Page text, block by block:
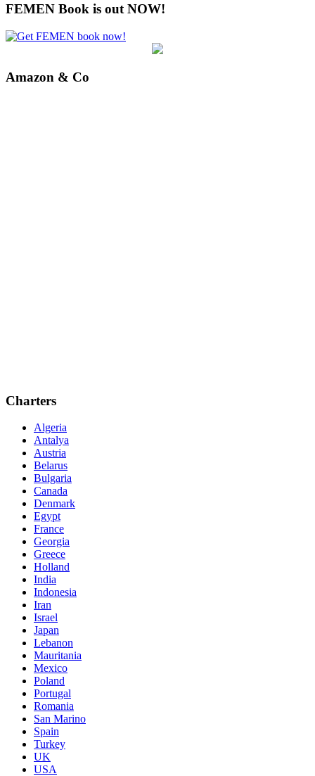
FEMEN Book is out NOW!
Amazon & Co
Charters
Algeria
Antalya
Austria
Belarus
Bulgaria
Canada
Denmark
Egypt
France
Georgia
Greece
Holland
India
Indonesia
Iran
Israel
Japan
Lebanon
Mauritania
Mexico
Poland
Portugal
Romania
San Marino
Spain
Turkey
UK
USA